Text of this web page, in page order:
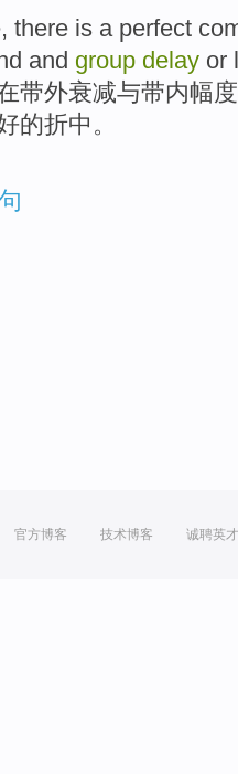
, there is a perfect
and group delay or
带外衰减与带内幅
的折中 。
官方博客 技术博客 诚聘英才